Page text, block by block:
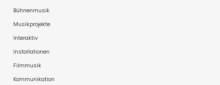
Bühnenmusik
Musikprojekte
Interaktiv
Installationen
Filmmusik
Kommunikation